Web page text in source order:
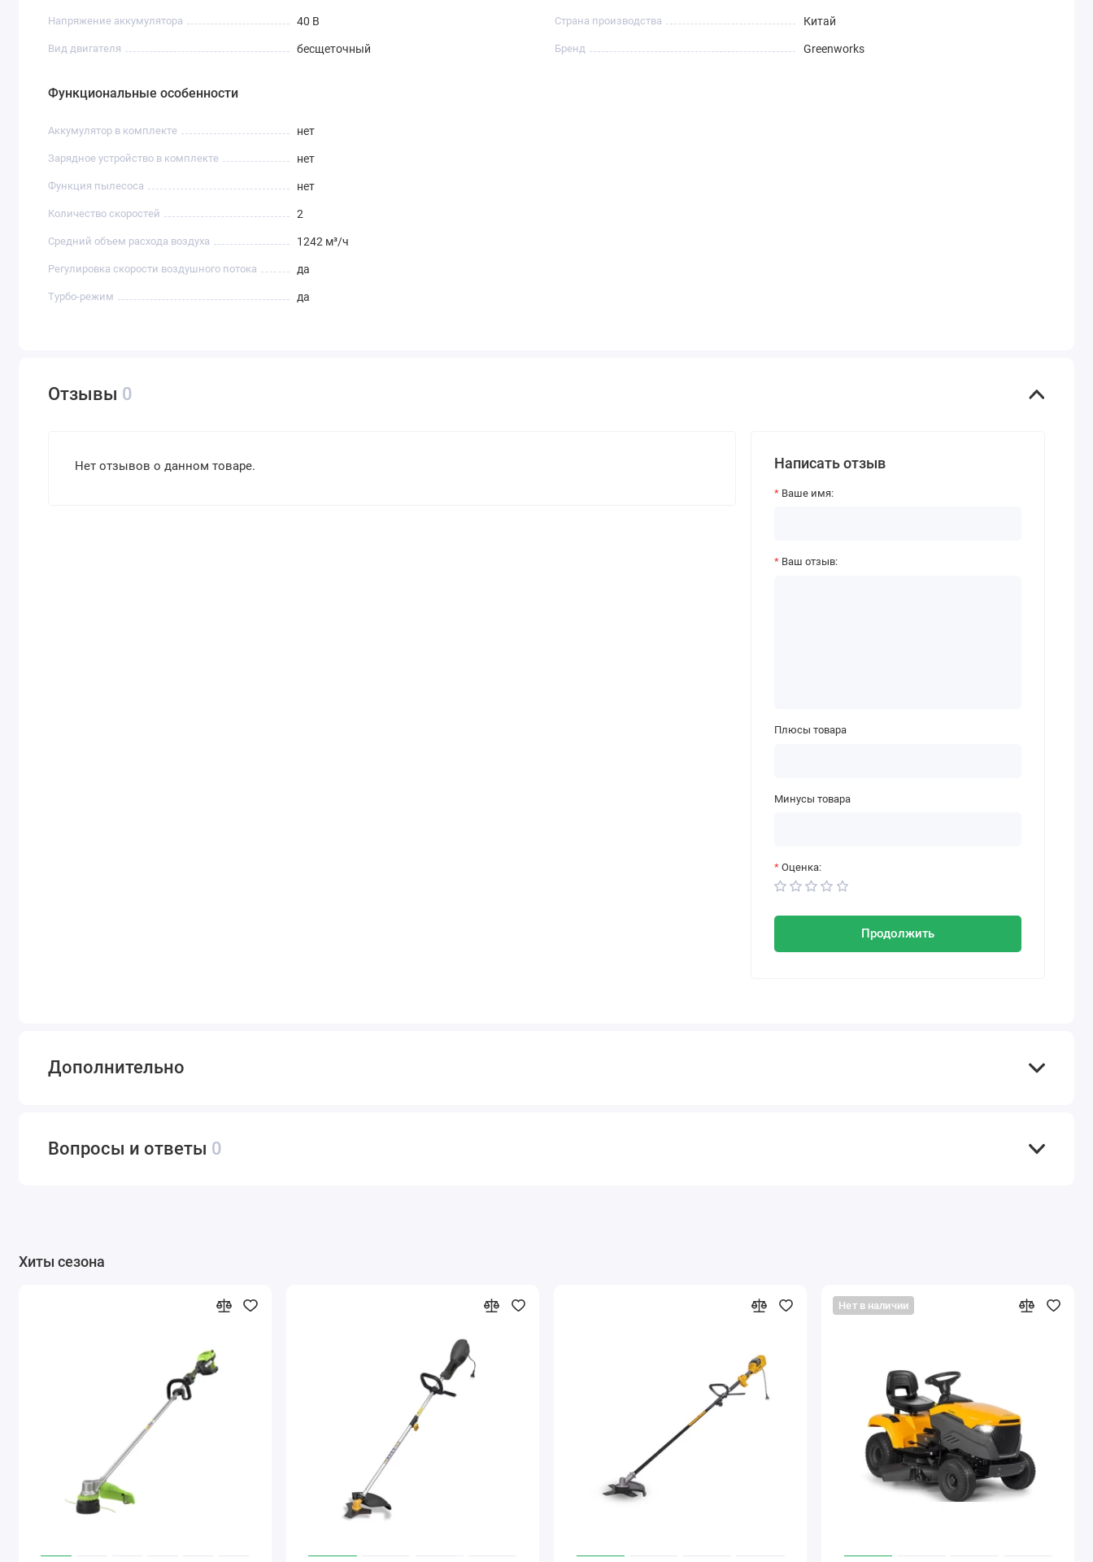
Напряжение аккумулятора 40 В
Вид двигателя бесщеточный
Страна производства Китай
Бренд Greenworks
Функциональные особенности
Аккумулятор в комплекте нет
Зарядное устройство в комплекте нет
Функция пылесоса нет
Количество скоростей 2
Средний объем расхода воздуха 1242 м³/ч
Регулировка скорости воздушного потока да
Турбо-режим да
Отзывы 0
Нет отзывов о данном товаре. Написать отзыв
Ваше имя:
Ваш отзыв:
Плюсы товара
Минусы товара
Оценка:
Продолжить
Вопросы и ответы 0
Дополнительно
Хиты сезона
Нет в наличии